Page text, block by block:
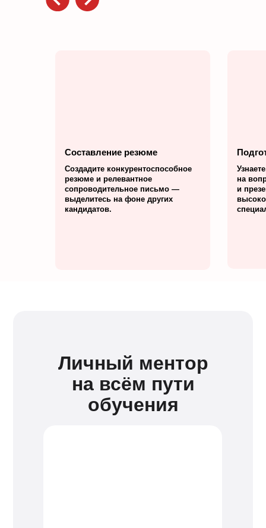
Создадите конкурентоспособное
резюме и релевантное
сопроводительное письмо —
выделитесь на фоне других
кандидатов.
Составление резюме
на
и
Личный ментор
на всём пути
обучения